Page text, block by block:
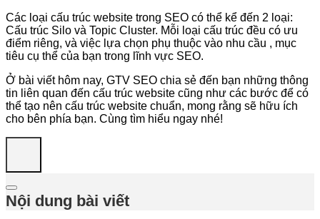
Các loại cấu trúc website trong SEO có thể kể đến 2 loại:
Cấu trúc Silo và Topic Cluster. Mỗi loại cấu trúc đều có ưu
điểm riêng, và việc lựa chọn phụ thuộc vào nhu cầu , mục
tiêu cụ thể của bạn trong lĩnh vực SEO.
Ở bài viết hôm nay, GTV SEO chia sẻ đến bạn những thông
tin liên quan đến cấu trúc website cũng như các bước để có
thể tạo nên cấu trúc website chuẩn, mong rằng sẽ hữu ích
cho bên phía bạn. Cùng tìm hiểu ngay nhé!
Nội dung bài viết